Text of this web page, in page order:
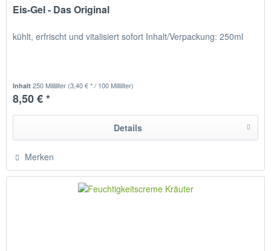
Eis-Gel - Das Original
kühlt, erfrischt und vitalisiert sofort Inhalt/Verpackung: 250ml
Inhalt250 Milliliter (3,40 € * / 100 Milliliter)
8,50 € *
Details
Merken